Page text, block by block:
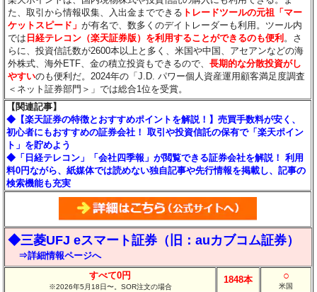
た、取引から情報収集、入出金までできる トレードツールの元祖「マー
ケットスピード」が有名で、数多くのデイトレーダーも利用。ツール内
では 日経テレコン（楽天証券版）を利用することができるのも便利 。さ
らに、投資信託数が2600本以上と多く、米国や中国、アセアンなどの海
外株式、海外ETF、金の積立投資もできるので、長期的な分散投資がし
やすいのも便利だ。2024年の「J.D. パワー個人資産運用顧客満足度調査
＜ネット証券部門＞」では総合1位を受賞。
【関連記事】
◆【楽天証券の特徴とおすすめポイントを解説！】売買手数料が安く、
初心者にもおすすめの証券会社！ 取引や投資信託の保有で「楽天ポイン
ト」を貯めよう
◆「日経テレコン」「会社四季報」が閲覧できる証券会社を解説！ 利用
料0円ながら、紙媒体では読めない独自記事や先行情報を掲載し、記事の
検索機能も充実
◆三菱UFJ eスマート証券（旧：auカブコム証券）
⇒詳細情報ページへ
すべて0円
※2026年5月18日〜。SOR注文の場合
1848本 ○
米国